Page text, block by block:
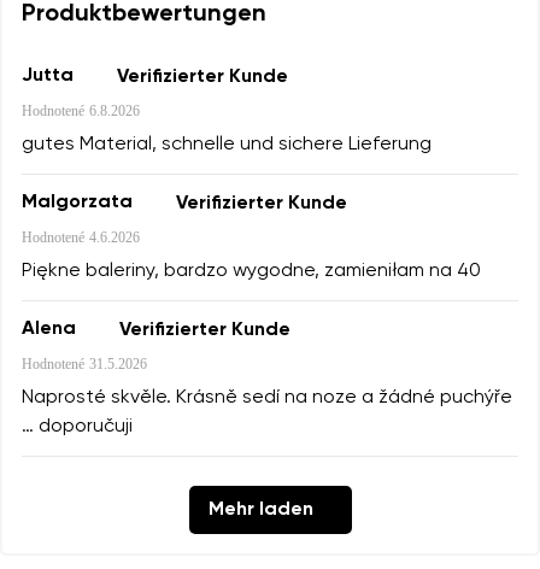
Produktbewertungen
Jutta Verifizierter Kunde
Hodnotené 6.8.2026
gutes Material, schnelle und sichere Lieferung
Malgorzata Verifizierter Kunde
Hodnotené 4.6.2026
Piękne baleriny, bardzo wygodne, zamieniłam na 40
Alena Verifizierter Kunde
Hodnotené 31.5.2026
Naprosté skvěle. Krásně sedí na noze a žádné puchýře
… doporučuji
Mehr laden